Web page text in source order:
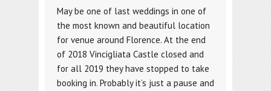
May be one of last weddings in one of
the most known and beautiful location
for venue around Florence. At the end
of 2018 Vincigliata Castle closed and
for all 2019 they have stopped to take
booking in. Probably it’s just a pause and